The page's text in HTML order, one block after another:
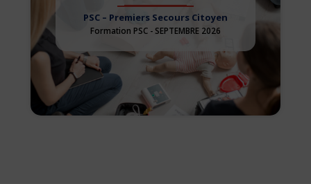
PSC – Premiers Secours Citoyen
Formation PSC - SEPTEMBRE 2026